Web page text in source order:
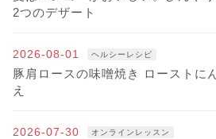
2つのデザート
2026-08-01 ヘルシーレシピ
豚肩ロースの味噌焼き ローストに
え
2026-07-30 オンラインレッスン